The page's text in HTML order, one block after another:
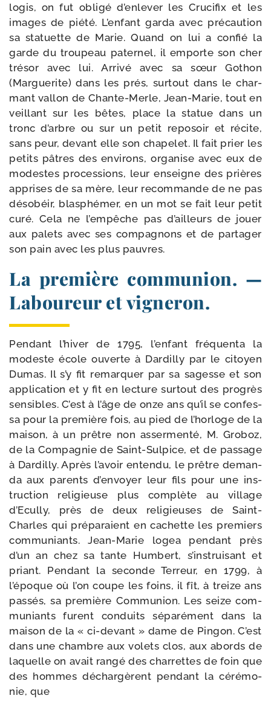
logis, on fut obli­gé d’enlever les Crucifix et les
images de pié­té. L’enfant gar­da avec pré­cau­tion
sa sta­tuette de Marie. Quand on lui a confié la
garde du trou­peau pater­nel, il emporte son cher
tré­sor avec lui. Arrivé avec sa sœur Gothon
(Marguerite) dans les prés, sur­tout dans le char­
mant val­lon de Chante-​Merle, Jean-​Marie, tout en
veillant sur les bêtes, place la sta­tue dans un
tronc d’arbre ou sur un petit repo­soir et récite,
sans peur, devant elle son cha­pe­let. Il fait prier les
petits pâtres des envi­rons, orga­nise avec eux de
modestes pro­ces­sions, leur enseigne des prières
apprises de sa mère, leur recom­mande de ne pas
déso­béir, blas­phé­mer, en un mot se fait leur petit
curé. Cela ne l’empêche pas d’ailleurs de jouer
aux palets avec ses com­pa­gnons et de par­ta­ger
son pain avec les plus pauvres.
La première communion. —
Laboureur et vigneron.
Pendant l’hiver de 1795, l’enfant fré­quen­ta la
modeste école ouverte à Dardilly par le citoyen
Dumas. Il s’y fit remar­quer par sa sagesse et son
appli­ca­tion et y fit en lec­ture sur­tout des pro­grès
sen­sibles. C’est à l’âge de onze ans qu’il se confes­
sa pour la pre­mière fois, au pied de l’horloge de la
mai­son, à un prêtre non asser­men­té, M. Groboz,
de la Compagnie de Saint-​Sulpice, et de pas­sage
à Dardilly. Après l’avoir enten­du, le prêtre deman­
da aux parents d’envoyer leur fils pour une ins­
truc­tion reli­gieuse plus com­plète au vil­lage
d’Ecully, près de deux reli­gieuses de Saint-​
Charles qui pré­pa­raient en cachette les pre­miers
com­mu­niants. Jean-​Marie logea pen­dant près
d’un an chez sa tante Humbert, s’instruisant et
priant. Pendant la seconde Terreur, en 1799, à
l’époque où l’on coupe les foins, il fît, à treize ans
pas­sés, sa pre­mière Communion. Les seize com­
mu­niants furent conduits sépa­ré­ment dans la
mai­son de la « ci-​devant » dame de Pingon. C’est
dans une chambre aux volets clos, aux abords de
laquelle on avait ran­gé des char­rettes de foin que
des hommes déchar­gèrent pen­dant la céré­mo­
nie, que